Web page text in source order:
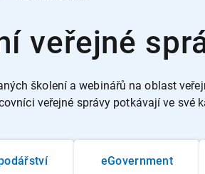
veřejné
školení a webinářů na oblast
veřejné správy potkávají ve své
eGovernment